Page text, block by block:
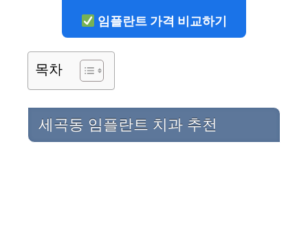
임플란트 가격 비교하기
목차
세곡동 임플란트 치과 추천